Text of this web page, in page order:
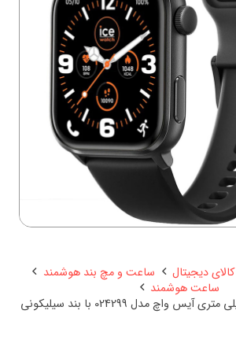
کالای دیجیتال
ساعت و مچ بند هوشمند
ساعت هوشمند